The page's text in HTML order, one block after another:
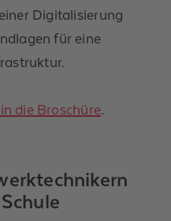
Digitalisierung
für eine
die Broschüre.